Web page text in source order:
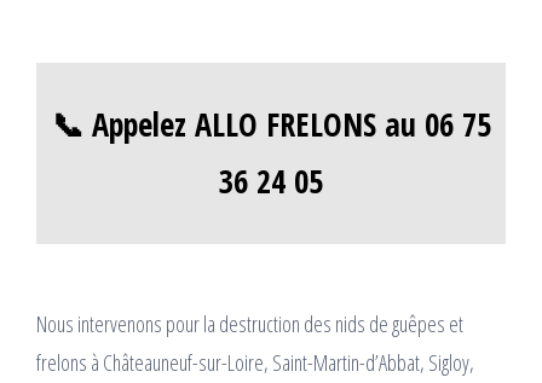
📞 Appelez ALLO FRELONS au 06 75
36 24 05
Nous intervenons pour la destruction des nids de guêpes et
frelons à Châteauneuf-sur-Loire, Saint-Martin-d’Abbat, Sigloy,